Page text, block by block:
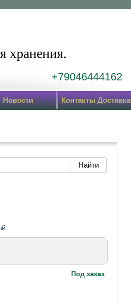
хранения.
+79046444162
Новости Контакты Доставка
Под заказ